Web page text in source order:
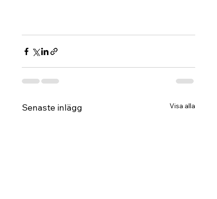
Senaste inlägg Visa alla